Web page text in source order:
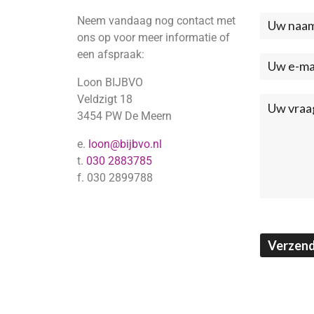
Neem vandaag nog contact met
ons op voor meer informatie of
een afspraak:
Loon BIJBVO
Veldzigt 18
3454 PW De Meern
e. loon@bijbvo.nl
t. 030 2883785
f. 030 2899788
Neem
met
ons